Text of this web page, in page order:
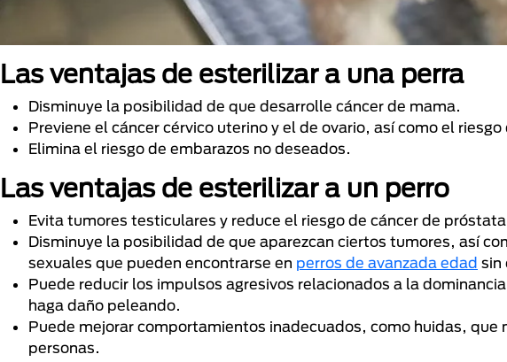
Las ventajas de esterilizar a una perra
Disminuye la posibilidad de que desarrolle cáncer de mama.
Previene el cáncer cérvico uterino y el de ovario, así como el
Elimina el riesgo de embarazos no deseados.
Las ventajas de esterilizar a un perro
Evita tumores testiculares y reduce el riesgo de cáncer de
Disminuye la posibilidad de que aparezcan ciertos tumores, así
sexuales que pueden encontrarse en perros de avanzada edad sin
Puede reducir los impulsos agresivos relacionados a la
haga daño peleando.
Puede mejorar comportamientos inadecuados, como huidas,
personas.